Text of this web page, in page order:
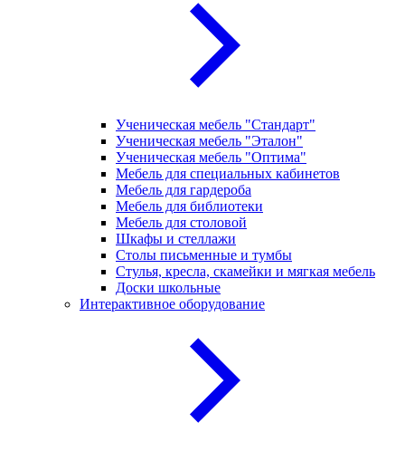
Ученическая мебель "Стандарт"
Ученическая мебель "Эталон"
Ученическая мебель "Оптима"
Мебель для специальных кабинетов
Мебель для гардероба
Мебель для библиотеки
Мебель для столовой
Шкафы и стеллажи
Столы письменные и тумбы
Стулья, кресла, скамейки и мягкая мебель
Доски школьные
Интерактивное оборудование